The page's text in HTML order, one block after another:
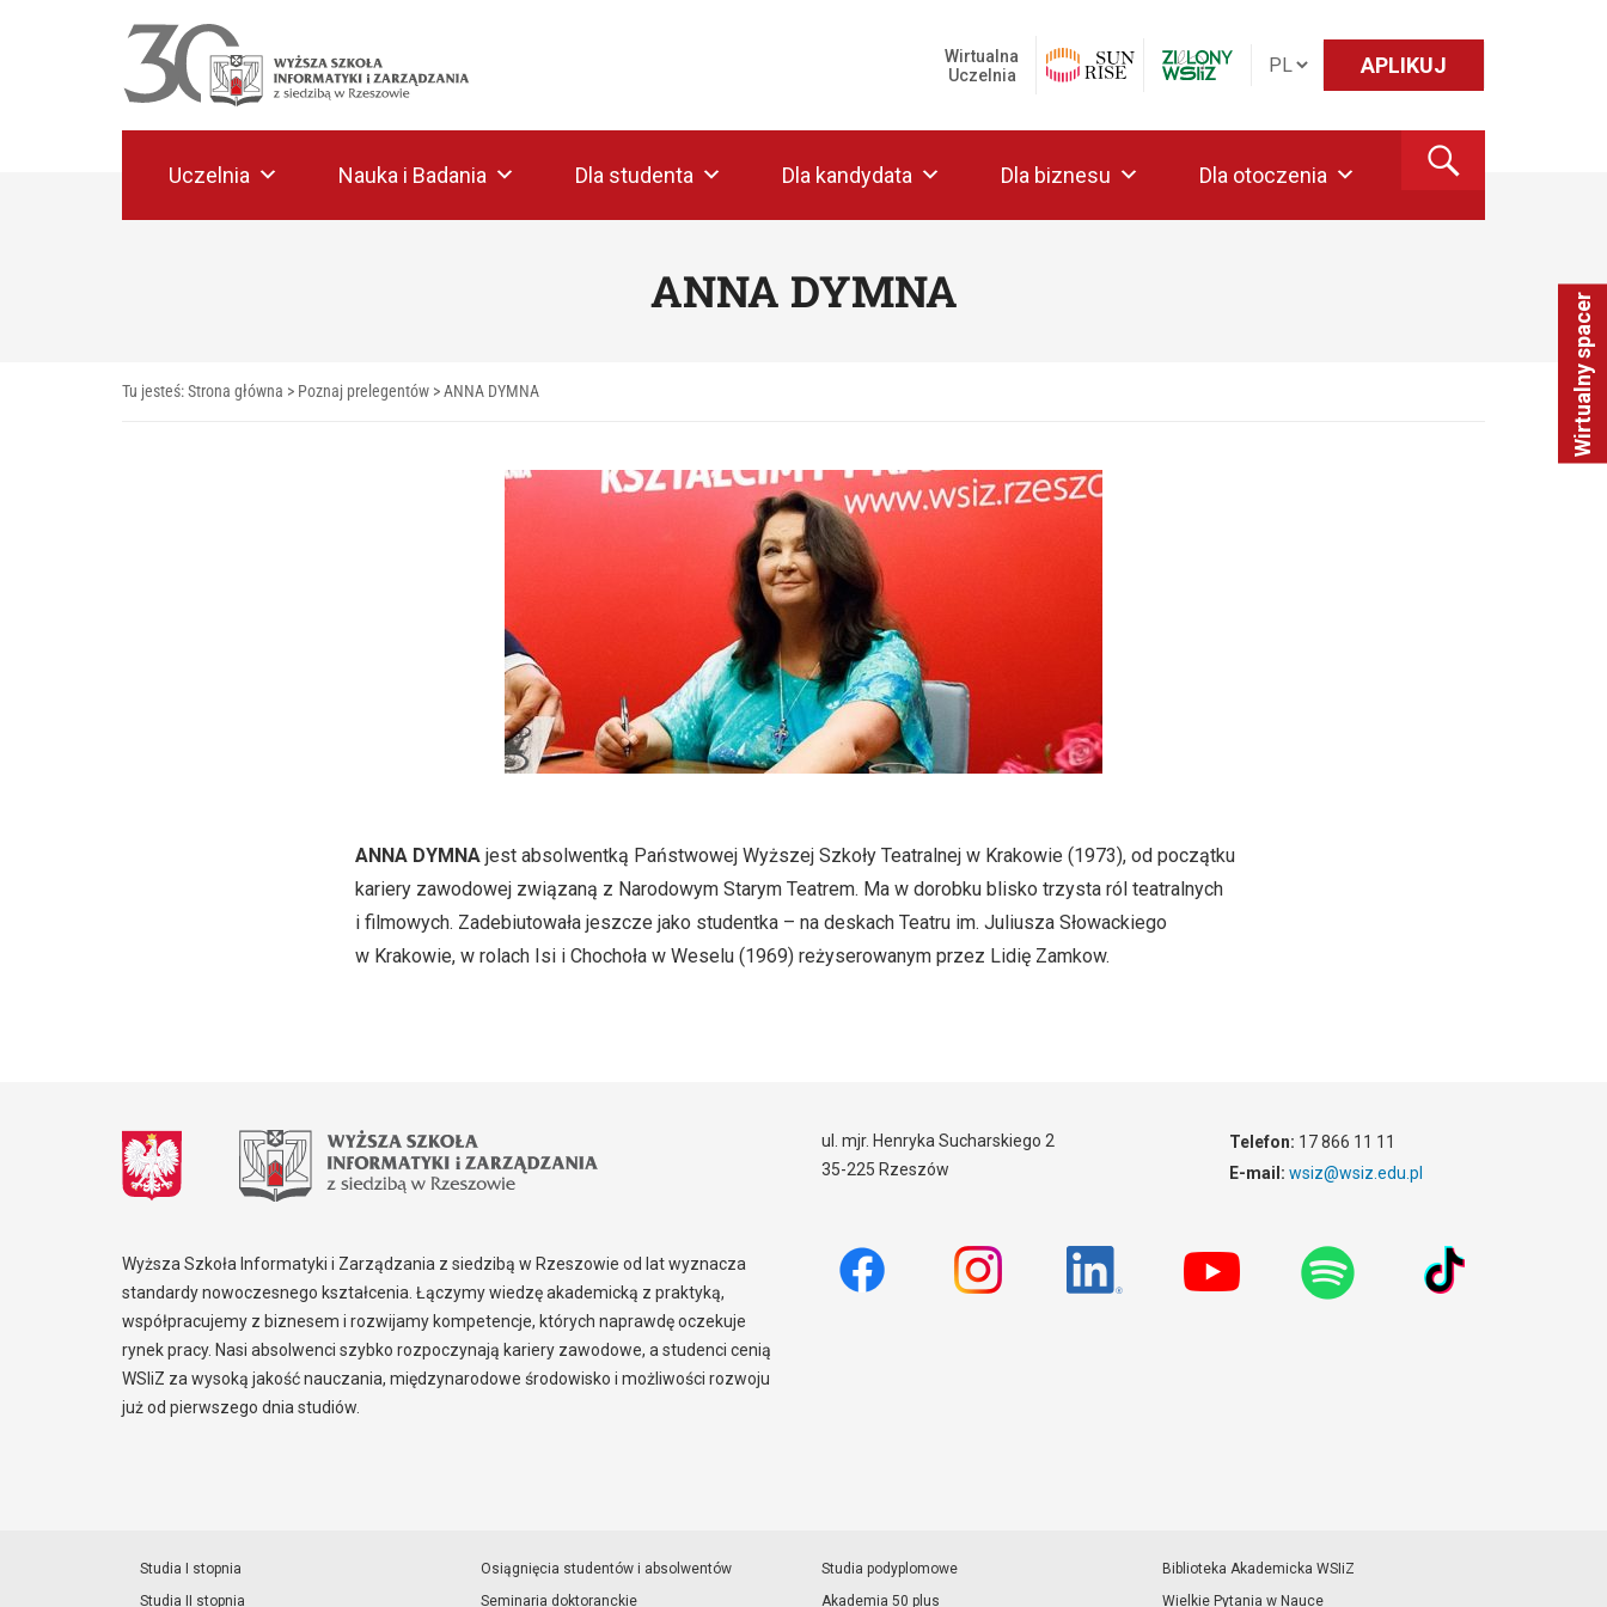
Wirtualny spacer
APLIKUJ
Wirtualna
Uczelnia
Uczelnia Nauka i Badania Dla studenta Dla kandydata Dla biznesu Dla otoczenia
ANNA DYMNA
Tu jesteś:Strona główna > Poznaj prelegentów >ANNA DYMNA
ANNA DYMNA jest absolwentką Państwowej Wyższej Szkoły Teatralnej w Krakowie (1973), od początku
kariery zawodowej związaną z Narodowym Starym Teatrem. Ma w dorobku blisko trzysta ról teatralnych
i filmowych. Zadebiutowała jeszcze jako studentka – na deskach Teatru im. Juliusza Słowackiego
w Krakowie, w rolach Isi i Chochoła w Weselu (1969) reżyserowanym przez Lidię Zamkow.
Wyższa Szkoła Informatyki i Zarządzania z siedzibą w Rzeszowie od lat wyznacza
standardy nowoczesnego kształcenia. Łączymy wiedzę akademicką z praktyką,
współpracujemy z biznesem i rozwijamy kompetencje, których naprawdę oczekuje
rynek pracy. Nasi absolwenci szybko rozpoczynają kariery zawodowe, a studenci cenią
WSIiZ za wysoką jakość nauczania, międzynarodowe środowisko i możliwości rozwoju
już od pierwszego dnia studiów.
ul. mjr. Henryka Sucharskiego 2
35-225 Rzeszów
Telefon: 17 866 11 11
E-mail: wsiz@wsiz.edu.pl
Studia I stopnia
Studia II stopnia
Osiągnięcia studentów i absolwentów
Seminaria doktoranckie
Studia podyplomowe
Akademia 50 plus
Biblioteka Akademicka WSIiZ
Wielkie Pytania w Nauce